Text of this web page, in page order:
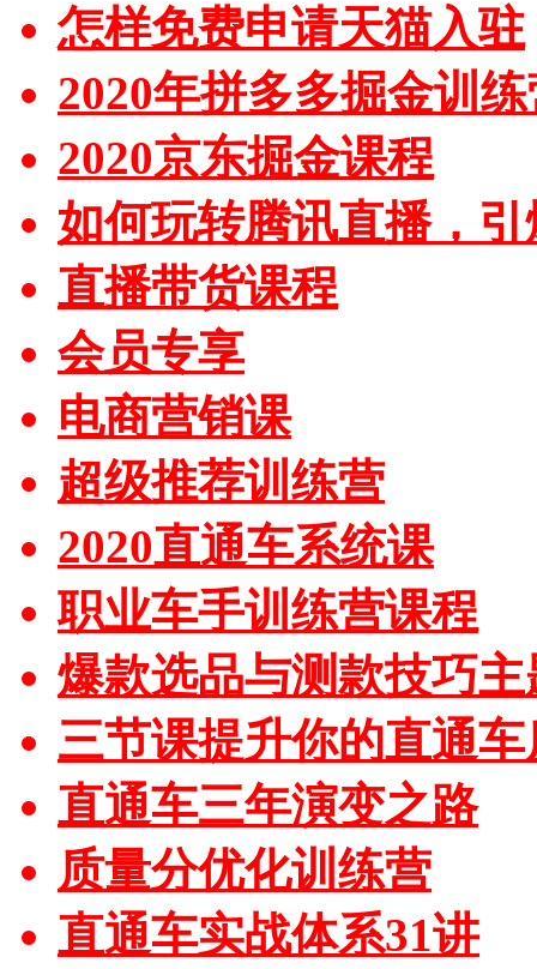
怎样免费申请天猫入驻
2020年拼多多掘金训
2020京东掘金课程
如何玩转腾讯直播，
直播带货课程
会员专享
电商营销课
超级推荐训练营
2020直通车系统课
职业车手训练营课程
爆款选品与测款技巧主
三节课提升你的直通
直通车三年演变之路
质量分优化训练营
直通车实战体系31讲